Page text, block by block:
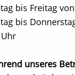
oder
bis Freitag
bis
unseres